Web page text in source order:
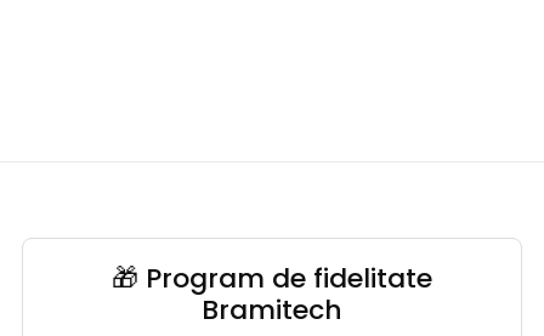
🎁 Program de fidelitate
Bramitech